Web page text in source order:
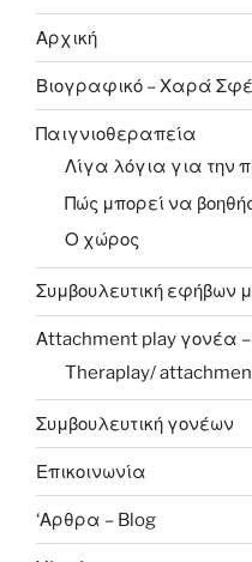
Αρχική
Βιογραφικό – Χαρά
Παιγνιοθεραπεία
Λίγα λόγια για την
Πώς μπορεί να
Ο χώρος
Συμβουλευτική εφήβων
Αttachment play γονέα –
Theraplay/
Συμβουλευτική γονέων
Επικοινωνία
‘Αρθρα – Blog